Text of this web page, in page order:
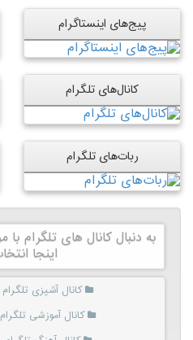
پیج‌های اینستاگرام
کانال‌های تلگرام
ربات‌های تلگرام
به دنبال کانال های تلگرام
اینجا
کانال آشپزی تلگرام
کانال آموزشی تلگرام